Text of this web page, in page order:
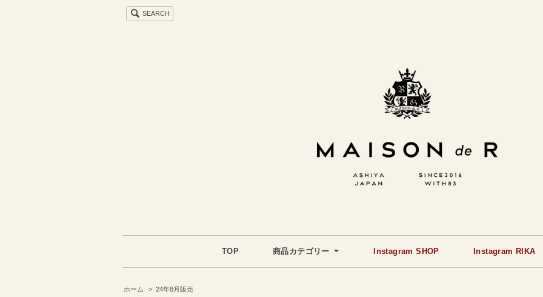
SEARCH
TOP 商品カテゴリー Instagram SHOP Instagram RIKA
ホーム > 24年8月販売